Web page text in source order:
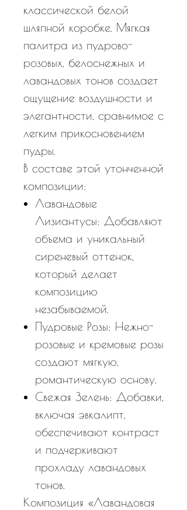
классической белой
шляпной коробке. Мягкая
палитра из пудрово-
розовых, белоснежных и
лавандовых тонов создает
ощущение воздушности и
элегантности, сравнимое с
легким прикосновением
пудры.
В составе этой утонченной
композиции:
Лавандовые
Лизиантусы: Добавляют
объема и уникальный
сиреневый оттенок,
который делает
композицию
незабываемой.
Пудровые Розы: Нежно-
розовые и кремовые розы
создают мягкую,
романтическую основу.
Свежая Зелень: Добавки,
включая эвкалипт,
обеспечивают контраст
и подчеркивают
прохладу лавандовых
тонов.
Композиция «Лавандовая